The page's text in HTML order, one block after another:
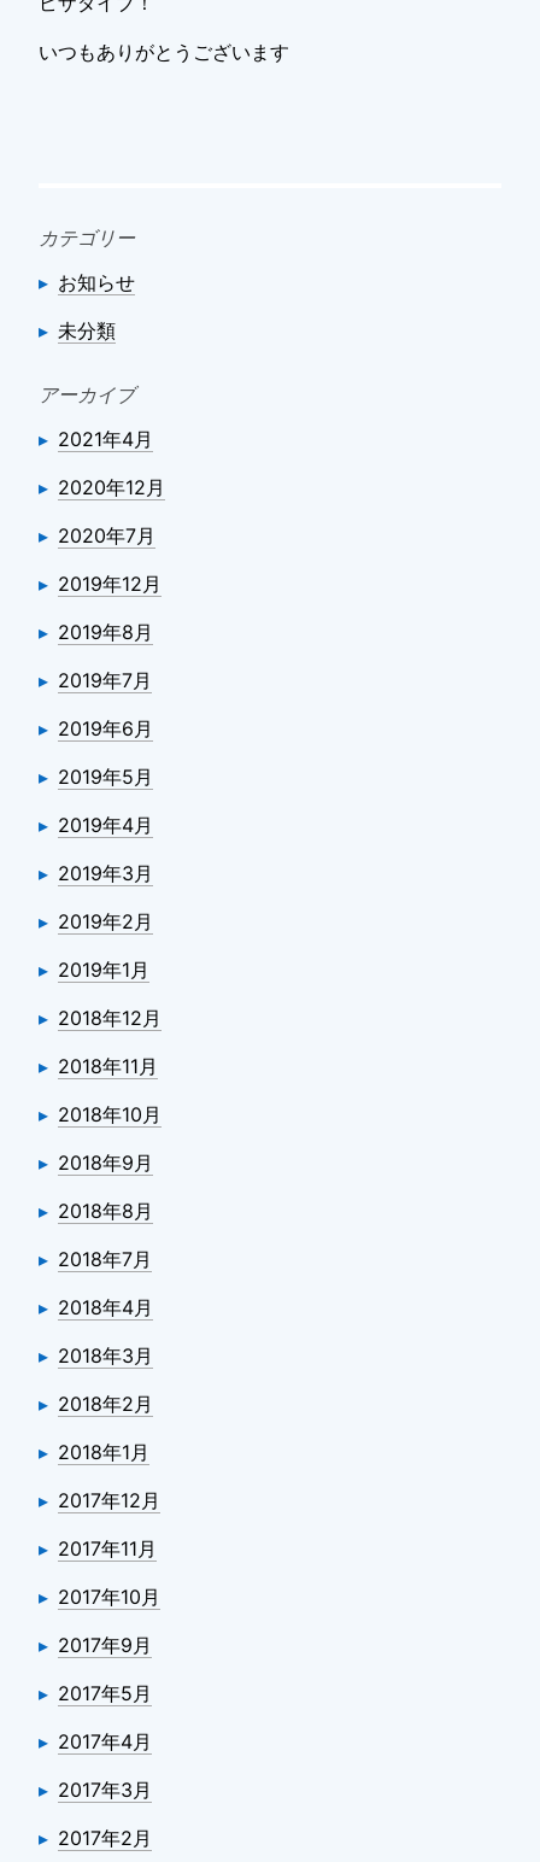
いつもありがとうございます
カテゴリー
お知らせ
未分類
アーカイブ
2021年4月
2020年12月
2020年7月
2019年12月
2019年8月
2019年7月
2019年6月
2019年5月
2019年4月
2019年3月
2019年2月
2019年1月
2018年12月
2018年11月
2018年10月
2018年9月
2018年8月
2018年7月
2018年4月
2018年3月
2018年2月
2018年1月
2017年12月
2017年11月
2017年10月
2017年9月
2017年5月
2017年4月
2017年3月
2017年2月